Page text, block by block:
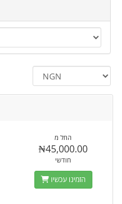
החל מ
₦45,000.00
חודשי
הזמינו עכשיו